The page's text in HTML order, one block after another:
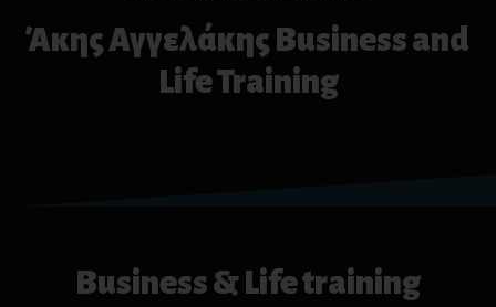
Άκης Αγγελάκης Business and
Life Training
Business & Life training